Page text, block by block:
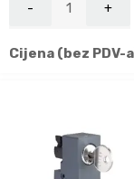
Cijena (bez PDV-